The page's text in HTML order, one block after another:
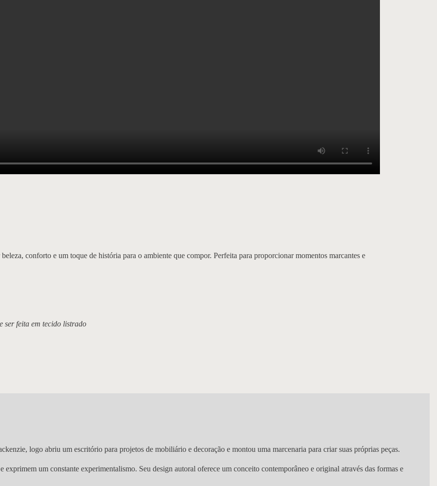
conforto e um toque de história para o ambiente que compor. Perfeita para proporcionar momentos marcantes e
ser feita em tecido listrado
logo abriu um escritório para projetos de mobiliário e decoração e montou uma marcenaria para criar suas próprias peças.
exprimem um constante experimentalismo. Seu design autoral oferece um conceito contemporâneo e original através das formas e